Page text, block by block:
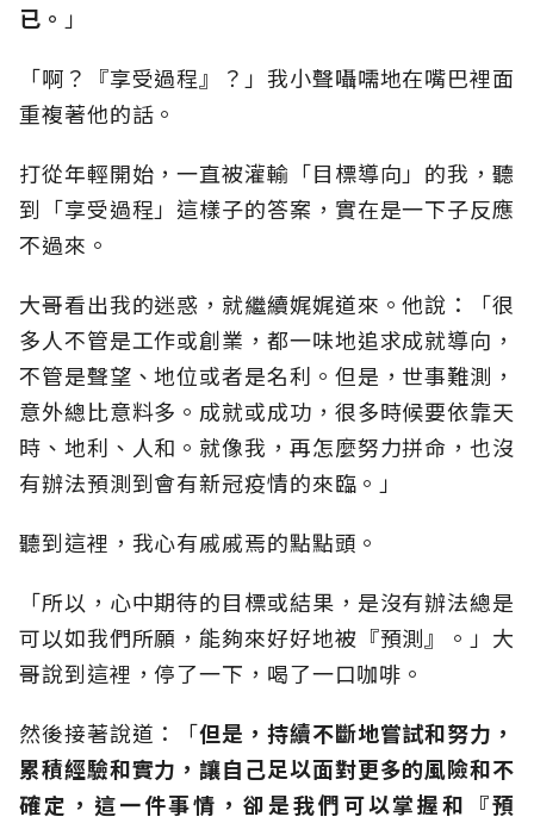
已。 」
「啊？『享受過程』？」我小聲囁嚅地在嘴巴裡面
重複著他的話。
打從年輕開始，一直被灌輸「目標導向」的我，聽
到「享受過程」這樣子的答案，實在是一下子反應
不過來。
大哥看出我的迷惑，就繼續娓娓道來。他說：「很
多人不管是工作或創業，都一味地追求成就導向，
不管是聲望、地位或者是名利。但是，世事難測，
意外總比意料多。成就或成功，很多時候要依靠天
時、地利、人和。就像我，再怎麼努力拼命，也沒
有辦法預測到會有新冠疫情的來臨。」
聽到這裡，我心有戚戚焉的點點頭。
「所以，心中期待的目標或結果，是沒有辦法總是
可以如我們所願，能夠來好好地被『預測』。」大
哥說到這裡，停了一下，喝了一口咖啡。
然後接著說道：「但是，持續不斷地嘗試和努力，
累積經驗和實力，讓自己足以面對更多的風險和不
確定，這一件事情，卻是我們可以掌握和『預